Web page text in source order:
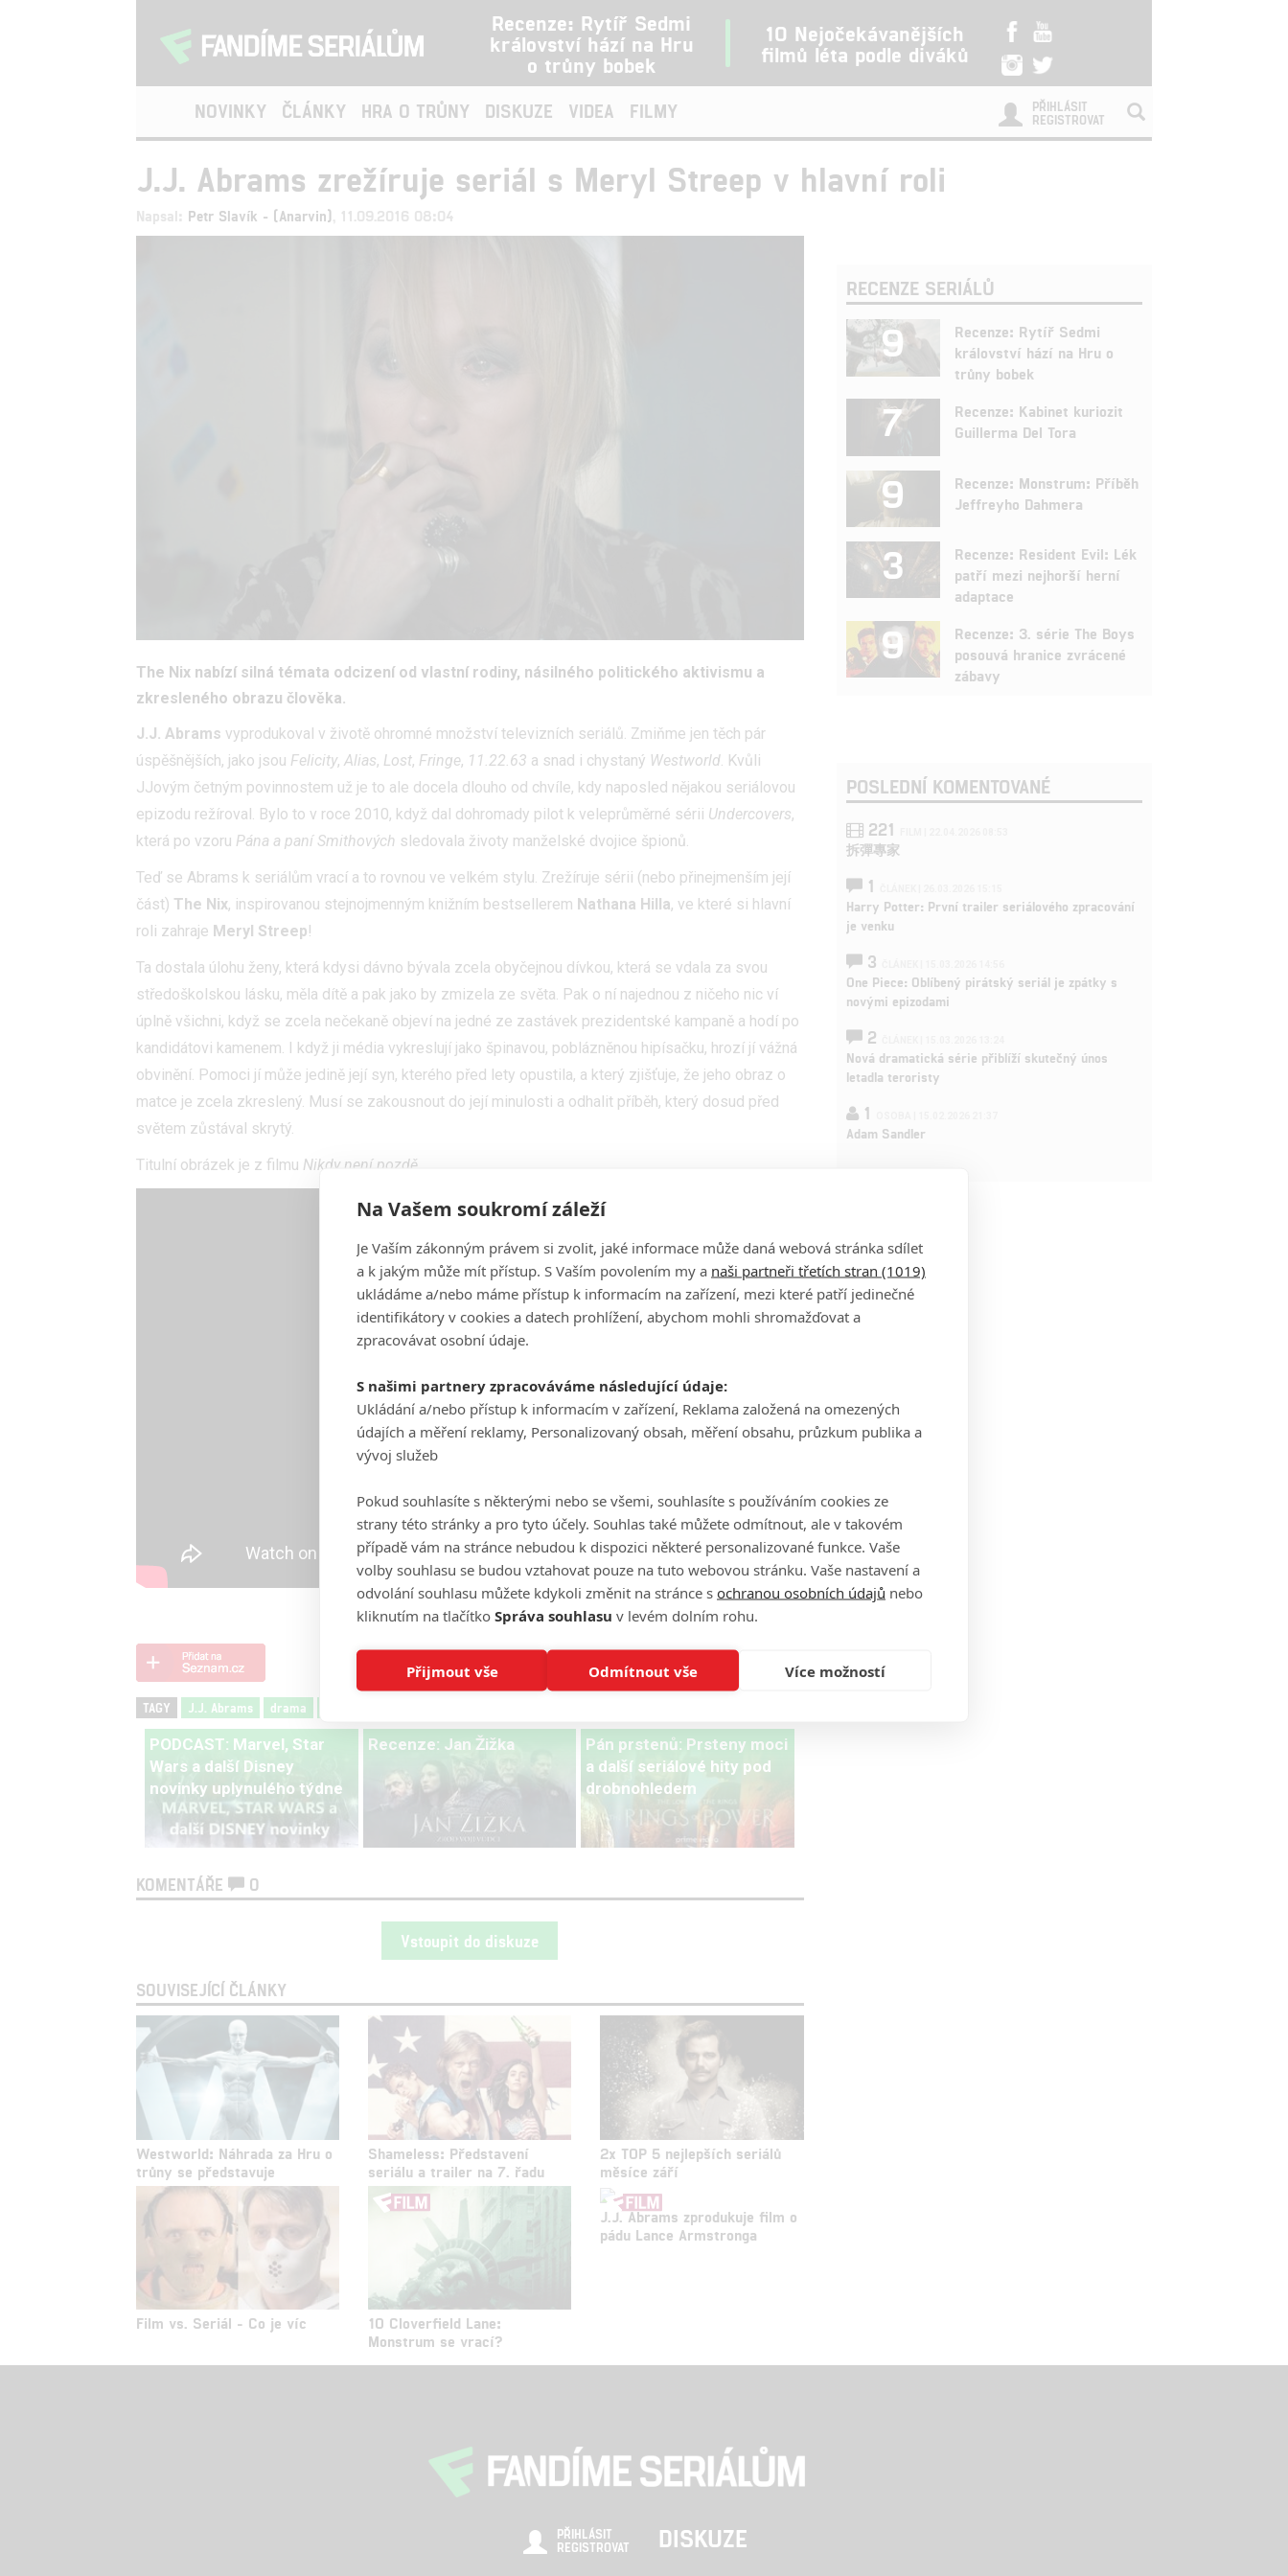
Recenze: Rytíř Sedmi
království hází na Hru
o trůny bobek
10 Nejočekávanějších
filmů léta podle diváků
NOVINKY ČLÁNKY HRA O TRŮNY DISKUZE VIDEA FILMY
PŘIHLÁSIT
REGISTROVAT
J.J. Abrams zrežíruje seriál s Meryl Streep v hlavní roli
Napsal: Petr Slavík - (Anarvin) , 11.09.2016 08:04
The Nix nabízí silná témata odcizení od vlastní rodiny, násilného politického aktivismu a
zkresleného obrazu člověka.
J.J. Abrams vyprodukoval v životě ohromné množství televizních seriálů. Zmiňme jen těch pár
úspěšnějších, jako jsou Felicity, Alias, Lost, Fringe, 11.22.63 a snad i chystaný Westworld. Kvůli
JJovým četným povinnostem už je to ale docela dlouho od chvíle, kdy naposled nějakou seriálovou
epizodu režíroval. Bylo to v roce 2010, když dal dohromady pilot k veleprůměrné sérii Undercovers,
která po vzoru Pána a paní Smithových sledovala životy manželské dvojice špionů.
Teď se Abrams k seriálům vrací a to rovnou ve velkém stylu. Zrežíruje sérii (nebo přinejmenším její
část) The Nix, inspirovanou stejnojmenným knižním bestsellerem Nathana Hilla, ve které si hlavní
roli zahraje Meryl Streep!
Ta dostala úlohu ženy, která kdysi dávno bývala zcela obyčejnou dívkou, která se vdala za svou
středoškolskou lásku, měla dítě a pak jako by zmizela ze světa. Pak o ní najednou z ničeho nic ví
úplně všichni, když se zcela nečekaně objeví na jedné ze zastávek prezidentské kampaně a hodí po
kandidátovi kamenem. I když ji média vykreslují jako špinavou, poblázněnou hipísačku, hrozí jí vážná
obvinění. Pomoci jí může jedině její syn, kterého před lety opustila, a který zjišťuje, že jeho obraz o
matce je zcela zkreslený. Musí se zakousnout do její minulosti a odhalit příběh, který dosud před
světem zůstával skrytý.
Titulní obrázek je z filmu Nikdy není pozdě
Zdroj:Slashfilm
TAGY J.J. Abrams drama
PODCAST: Marvel, Star
Wars a další Disney
novinky uplynulého týdne
Recenze: Jan Žižka
Pán prstenů: Prsteny moci
a další seriálové hity pod
drobnohledem
KOMENTÁŘE 0
Vstoupit do diskuze
SOUVISEJÍCÍ ČLÁNKY
Westworld: Náhrada za Hru o
trůny se představuje
Shameless: Představení
seriálu a trailer na 7. řadu
2x TOP 5 nejlepších seriálů
měsíce září
Film vs. Seriál - Co je víc
10 Cloverfield Lane:
Monstrum se vrací?
J.J. Abrams zprodukuje film o
pádu Lance Armstronga
RECENZE SERIÁLŮ
9
Recenze: Rytíř Sedmi
království hází na Hru o
trůny bobek
7
Recenze: Kabinet kuriozit
Guillerma Del Tora
9
Recenze: Monstrum: Příběh
Jeffreyho Dahmera
3
Recenze: Resident Evil: Lék
patří mezi nejhorší herní
adaptace
9
Recenze: 3. série The Boys
posouvá hranice zvrácené
zábavy
POSLEDNÍ KOMENTOVANÉ
221
拆彈專家
1
Harry Potter: První trailer seriálového zpracování
je venku
3
One Piece: Oblíbený pirátský seriál je zpátky s
novými epizodami
2
Nová dramatická série přiblíží skutečný únos
letadla teroristy
1
Adam Sandler
PŘIHLÁSIT
REGISTROVAT
DISKUZE
Na Vašem soukromí záleží
Je Vaším zákonným právem si zvolit, jaké informace může daná webová stránka sdílet
a k jakým může mít přístup. S Vaším povolením my a naši partneři třetích stran (1019)
ukládáme a/nebo máme přístup k informacím na zařízení, mezi které patří jedinečné
identifikátory v cookies a datech prohlížení, abychom mohli shromažďovat a
zpracovávat osobní údaje.
S našimi partnery zpracováváme následující údaje:
Ukládání a/nebo přístup k informacím v zařízení, Reklama založená na omezených
údajích a měření reklamy, Personalizovaný obsah, měření obsahu, průzkum publika a
vývoj služeb
Pokud souhlasíte s některými nebo se všemi, souhlasíte s používáním cookies ze
strany této stránky a pro tyto účely. Souhlas také můžete odmítnout, ale v takovém
případě vám na stránce nebudou k dispozici některé personalizované funkce. Vaše
volby souhlasu se budou vztahovat pouze na tuto webovou stránku. Vaše nastavení a
odvolání souhlasu můžete kdykoli změnit na stránce s ochranou osobních údajů nebo
kliknutím na tlačítko Správa souhlasu v levém dolním rohu.
Přijmout vše Odmítnout vše Více možností